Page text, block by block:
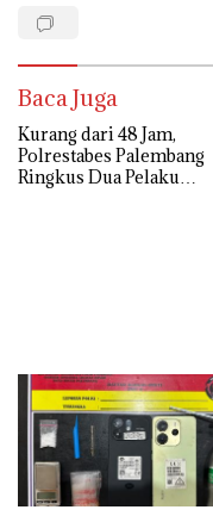
Baca Juga
Kurang dari 48 Jam,
Polrestabes Palembang
Ringkus Dua Pelaku